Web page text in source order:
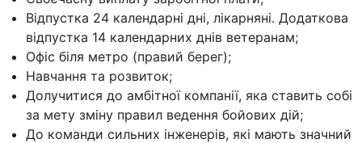
Відпустка 24 календарні дні, лікарняні. Додаткова
відпустка 14 календарних днів ветеранам;
Офіс біля метро (правий берег);
Навчання та розвиток;
Долучитися до амбітної компанії, яка ставить собі
за мету зміну правил ведення бойових дій;
До команди сильних інженерів, які мають значний